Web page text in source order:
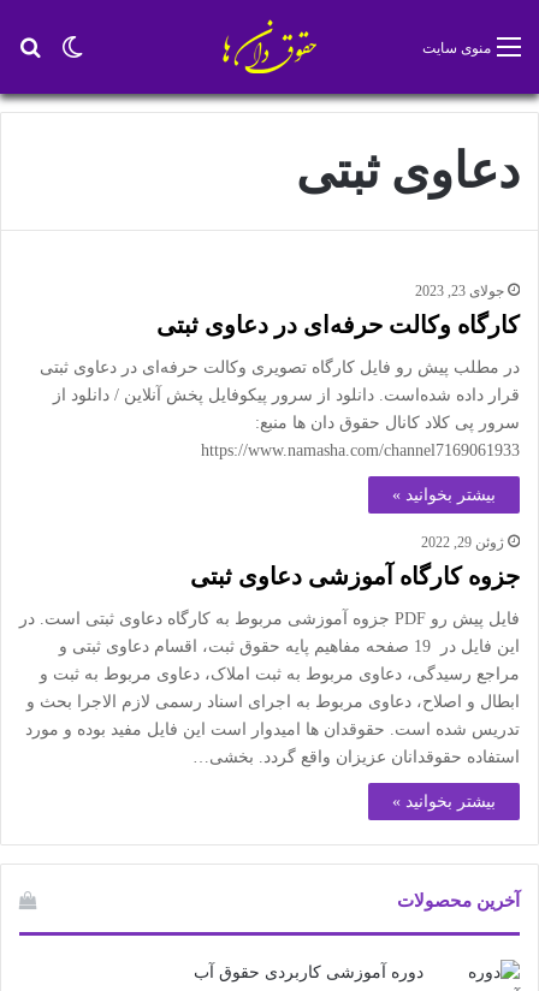
تغییر منوی سایت
دعاوی ثبتی
جولای 23, 2023
کارگاه وکالت حرفه‌ای در دعاوی ثبتی
در مطلب پیش رو فایل کارگاه تصویری وکالت حرفه‌ای در دعاوی ثبتی
قرار داده شده‌است. دانلود از سرور پیکوفایل پخش آنلاین / دانلود از
سرور پی کلاد کانال حقوق دان ها منبع:
https://www.namasha.com/channel7169061933
بیشتر بخوانید »
ژوئن 29, 2022
جزوه کارگاه آموزشی دعاوی ثبتی
فایل پیش رو PDF جزوه آموزشی مربوط به کارگاه دعاوی ثبتی است. در
این فایل در 19 صفحه مفاهیم پایه حقوق ثبت، اقسام دعاوی ثبتی و
مراجع رسیدگی، دعاوی مربوط به ثبت املاک، دعاوی مربوط به ثبت و
ابطال و اصلاح، دعاوی مربوط به اجرای اسناد رسمی لازم الاجرا بحث و
تدریس شده است. حقوقدان ها امیدوار است این فایل مفید بوده و مورد
استفاده حقوقدانان عزیزان واقع گردد. بخشی…
بیشتر بخوانید »
آخرین محصولات
دوره آموزشی کاربردی حقوق آب